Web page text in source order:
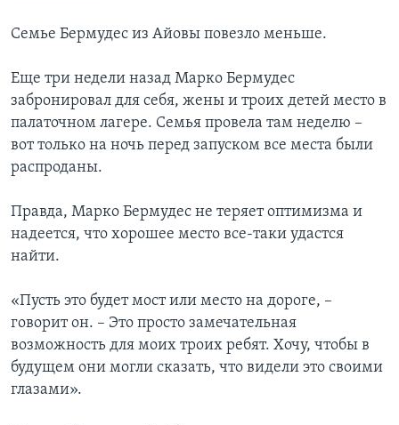
Семье Бермудес из Айовы повезло меньше.
Еще три недели назад Марко Бермудес
забронировал для себя, жены и троих детей место в
палаточном лагере. Семья провела там неделю –
вот только на ночь перед запуском все места были
распроданы.
Правда, Марко Бермудес не теряет оптимизма и
надеется, что хорошее место все-таки удастся
найти.
«Пусть это будет мост или место на дороге, –
говорит он. – Это просто замечательная
возможность для моих троих ребят. Хочу, чтобы в
будущем они могли сказать, что видели это своими
глазами».